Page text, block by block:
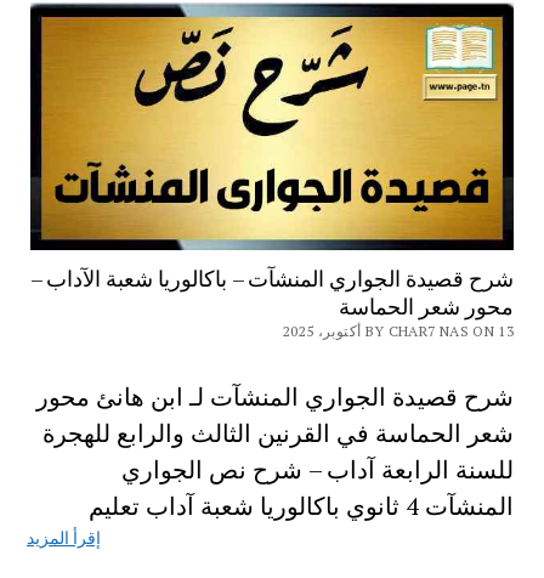
شرح قصيدة الجواري المنشآت – باكالوريا شعبة الآداب –
محور شعر الحماسة
BY CHAR7 NAS ON 13 أكتوبر، 2025
شرح قصيدة الجواري المنشآت لـ ابن هانئ محور
شعر الحماسة في القرنين الثالث والرابع للهجرة
للسنة الرابعة آداب – شرح نص الجواري
المنشآت 4 ثانوي باكالوريا شعبة آداب تعليم
إقرأ المزيد